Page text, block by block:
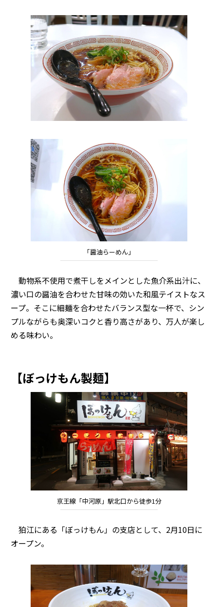
「醤油らーめん」
動物系不使用で煮干しをメインとした魚介系出汁に、
濃い口の醤油を合わせた甘味の効いた和風テイストなス
ープ。そこに細麺を合わせたバランス型な一杯で、シン
プルながらも奥深いコクと香り高さがあり、万人が楽し
める味わい。
【ぼっけもん製麺】
京王線「中河原」駅北口から徒歩1分
狛江にある「ぼっけもん」の支店として、2月10日に
オープン。